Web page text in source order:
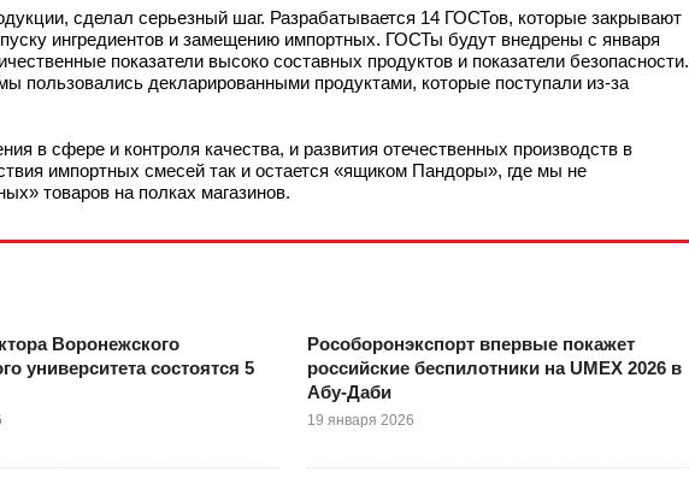
сделал серьезный шаг. Разрабатывается 14 ГОСТов, которые закрывают
ингредиентов и замещению импортных. ГОСТы будут внедрены с января
показатели высоко составных продуктов и показатели безопасности.
пользовались декларированными продуктами, которые поступали из-за
в сфере и контроля качества, и развития отечественных производств в
импортных смесей так и остается «ящиком Пандоры», где мы не
товаров на полках магазинов.
Воронежского
университета состоятся 5
Рособоронэкспорт впервые покажет
российские беспилотники на UMEX 2026 в
Абу-Даби
19 января 2026